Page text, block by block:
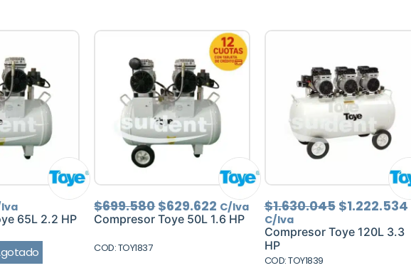
65L 2.2 HP
$699.580El
precio
original
$629.622 El
precio
$629.622.
C/Iva
Compresor Toye 50L 1.6 HP
COD: TOY1837
$1.630.045 El
precio
original
era:
$1.222.534El
C/Iva
Compresor Toye 120L 3.3
HP
COD: TOY1839